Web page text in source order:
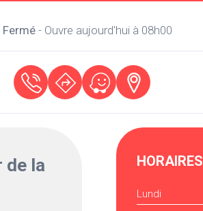
Fermé- Ouvre aujourd'hui à 08h00
de la
HORAIRES
Lundi